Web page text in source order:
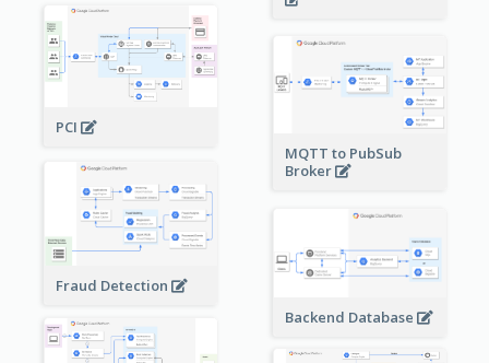
PCI
MQTT to PubSub
Broker
Fraud Detection
Backend Database